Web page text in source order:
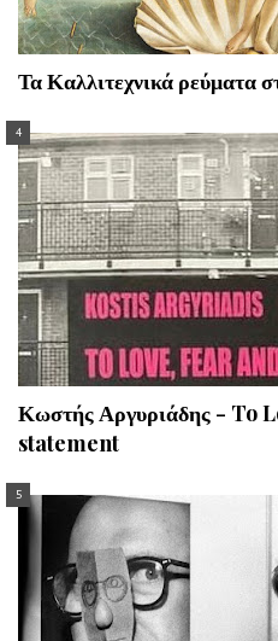
Τα Καλλιτεχνικά ρεύματα
Κωστής Αργυριάδης - To
statement